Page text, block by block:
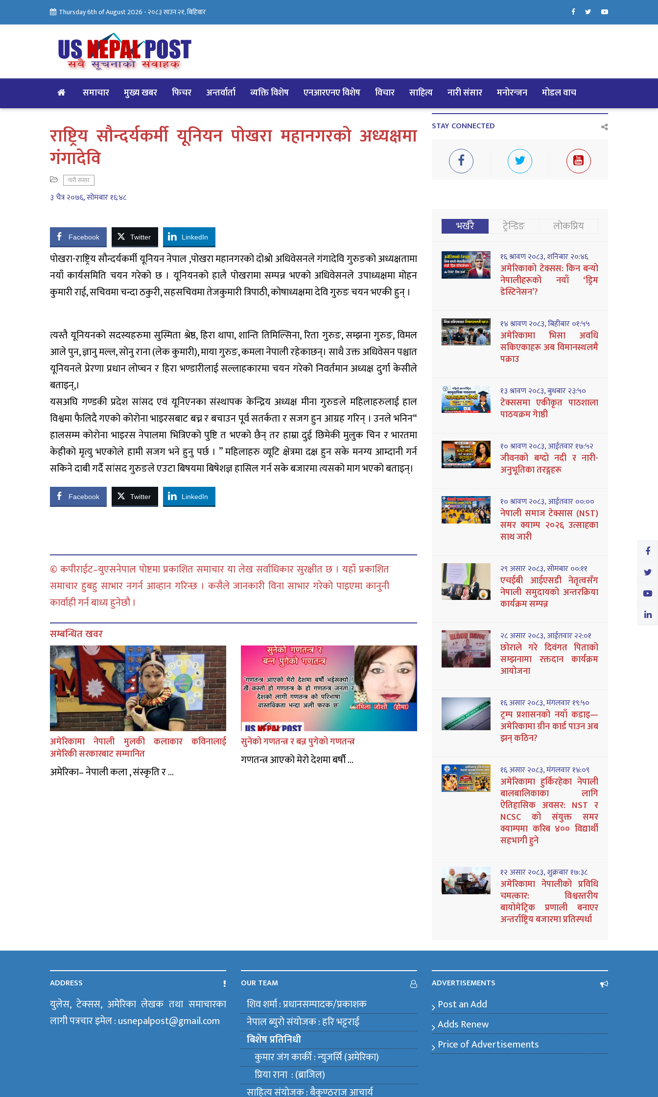
Thursday 6th of August 2026 -२०८३ साउन २१, बिहिबार
समाचार मुख्य खबर फिचर अन्तर्वार्ता व्यक्ति विशेष एनआरएनए विशेष विचार साहित्य नारी संसार मनोरन्जन मोडल वाच
राष्ट्रिय सौन्दर्यकर्मी यूनियन पोखरा महानगरको अध्यक्षमा
गंगादेवि
नारी संसार
३ चैत्र २०७६, सोमबार १६:४८
Facebook Twitter LinkedIn
पाेखरा-राष्ट्रिय सौन्दर्यकर्मी यूनियन नेपाल ,पोखरा महानगरको दोश्रो अधिवेसनले गंगादेवि गुरुङको अध्यक्षतामा
नयाँ कार्यसमिति चयन गरेको छ । यूनियनको हालै पोखरामा सम्पन्न भएको अधिवेसनले उपाध्यक्षमा मोहन
कुमारी राई, सचिवमा चन्दा ठकुरी, सहसचिवमा तेजकुमारी त्रिपाठी, कोषाध्यक्षमा देवि गुरुङ चयन भएकी हुन् ।
त्यस्तै यूनियनको सदस्यहरुमा सुस्मिता श्रेष्ठ, हिरा थापा, शान्ति तिमिल्सिना, रिता गुरुङ, सम्झना गुरुङ, विमल
आले पुन, ज्ञानु मल्ल, सोनु राना (लेक कुमारी), माया गुरुङ, कमला नेपाली रहेकाछन्। साथै उक्त अधिवेसन पश्चात
यूनियनले प्रेरणा प्रधान लोप्चन र हिरा भण्डारीलाई सल्लाहकारमा चयन गरेको निवर्तमान अध्यक्ष दुर्गा केसीले
बताइन्,।
यसअघि गण्डकी प्रदेश सांसद एवं यूनिएनका संस्थापक केन्द्रिय अध्यक्ष मीना गुरुङले महिलाहरुलाई हाल
विश्वमा फैलिदै गएको कोरोना भाइरसबाट बच्न र बचाउन पूर्व सतर्कता र सजग हुन आग्रह गरिन् । उनले भनिन“
हालसम्म कोरोना भाइरस नेपालमा भित्रिएको पुष्टि त भएको छैन् तर हाम्रा दुई छिमेकी मुलुक चिन र भारतमा
केहीको मृत्यु भएकोले हामी सजग भने हुनु पर्छ । ” महिलाहरु व्यूटि क्षेत्रमा दक्ष हुन सके मनग्य आम्दानी गर्न
सकिने दाबी गर्दै सांसद गुरुङले एउटा बिषयमा बिषेशज्ञ हासिल गर्न सके बजारमा त्यसको माग भएको बताइन्।
Facebook Twitter LinkedIn
© कपीराईट–युएसनेपाल पोष्टमा प्रकाशित समाचार या लेख सर्वाधिकार सुरक्षीत छ । यहाँ प्रकाशित
समाचार हुबहु साभार नगर्न आव्हान गरिन्छ । कसैले जानकारी विना साभार गरेको पाइएमा कानुनी
कार्वाही गर्न बाध्य हुनेछौ ।
सम्बन्धित खवर
अमेरिकामा नेपाली मुलकी कलाकार कविनालाई
अमेरिकी सरकारबाट सम्मानित
अमेरिका– नेपाली कला , संस्कृति र ...
सुनेको गणतन्त्र र बन्न पुगेको गणतन्त्र
गणतन्त्र आएको मेरो देशमा बर्षौ ...
STAY CONNECTED
भर्खरै ट्रेन्डिङ लोकप्रिय
१६ श्रावण २०८३, शनिबार २०:४६
अमेरिकाको टेक्सस: किन बन्यो
नेपालीहरूको नयाँ ‘ड्रिम
डेस्टिनेसन’?
१४ श्रावण २०८३, बिहीबार ०१:५५
अमेरिकामा भिसा अवधि
सकिएकाहरू अब विमानस्थलमै
पक्राउ
१३ श्रावण २०८३, बुधबार २३:५०
टेक्ससमा एकीकृत पाठशाला
पाठयक्रम गेाष्ठी
१० श्रावण २०८३, आईतवार १७:५२
जीवनको बग्दो नदी र नारी-
अनुभूतिका तरङ्गहरू
१० श्रावण २०८३, आईतवार ००:००
नेपाली समाज टेक्सास (NST)
समर क्याम्प २०२६ उत्साहका
साथ जारी
२९ असार २०८३, सोमबार ००:११
एचईबी आईएसडी नेतृत्वसँग
नेपाली समुदायको अन्तरक्रिया
कार्यक्रम सम्पन्न
२८ असार २०८३, आईतवार २२:०१
छोराले गरे दिवंगत पिताको
सम्झनामा रक्तदान कार्यक्रम
आयोजना
१६ असार २०८३, मंगलवार १९:५०
ट्रम्प प्रशासनको नयाँ कडाइ—
अमेरिकामा ग्रीन कार्ड पाउन अब
झन् कठिन?
१६ असार २०८३, मंगलवार १४:०९
अमेरिकामा हुर्किरहेका नेपाली
बालबालिकाका लागि
ऐतिहासिक अवसर: NST र
NCSC को संयुक्त समर
क्याम्पमा करिब ४०० विद्यार्थी
सहभागी हुने
१२ असार २०८३, शुक्रबार १७:३८
अमेरिकामा नेपालीको प्रविधि
चमत्कार: विश्वस्तरीय
बायोमेट्रिक प्रणाली बनाएर
अन्तर्राष्ट्रिय बजारमा प्रतिस्पर्धा
ADDRESS
युलेस, टेक्सस, अमेरिका लेखक तथा समाचारका
लागी पत्रचार इमेल : usnepalpost@gmail.com
OUR TEAM
शिव शर्मा : प्रधानसम्पादक/प्रकाशक
नेपाल ब्युराे संयाेजक : हरि भट्टराई
बिशेष प्रतिनिधी
कुमार जंग कार्की : न्युजर्सि (अमेरिका)
प्रिया राना : (ब्राजिल)
साहित्य संयाेजक : बैकुण्ठराज आचार्य
ADVERTISEMENTS
Post an Add
Adds Renew
Price of Advertisements